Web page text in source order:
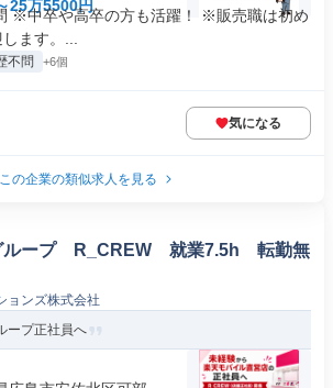
25万5500円
※中卒や高卒の方も活躍！ ※販売職は初め
ます。...
不問 +6個
気になる
この企業の類似求人を見る
ループ R_CREW 就業7.5h 転勤無
ョンズ株式会社
ープ正社員へ